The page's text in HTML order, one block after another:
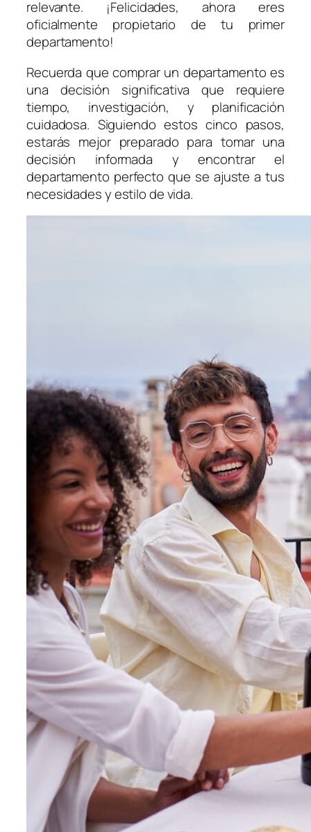
relevante. ¡Felicidades, ahora eres
oficialmente propietario de tu primer
departamento!
Recuerda que comprar un departamento es
una decisión significativa que requiere
tiempo, investigación, y planificación
cuidadosa. Siguiendo estos cinco pasos,
estarás mejor preparado para tomar una
decisión informada y encontrar el
departamento perfecto que se ajuste a tus
necesidades y estilo de vida.